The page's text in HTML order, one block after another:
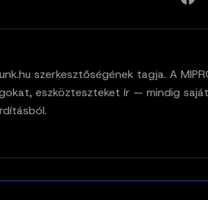
szerkesztőségének tagja. A
eszközteszteket ír — mindig saját